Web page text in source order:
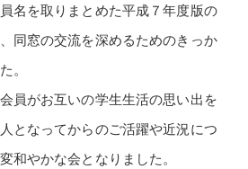
名を取りまとめた平成７年度版の
同窓の交流を深めるためのきっか
。
員がお互いの学生生活の思い出を
となってからのご活躍や近況につ
和やかな会となりました。